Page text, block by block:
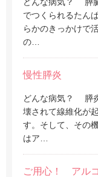
でつくられるたん
らかのきっかけで
の…
慢性膵炎
どんな病気？ 膵
壊されて線維化が
す。そして、その
はア…
ご用心！ アル